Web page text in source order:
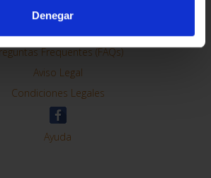
Denegar
REFINAR